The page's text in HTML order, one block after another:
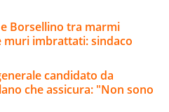
Borsellino tra marmi
imbrattati: sindaco
candidato da
che assicura: "Non sono